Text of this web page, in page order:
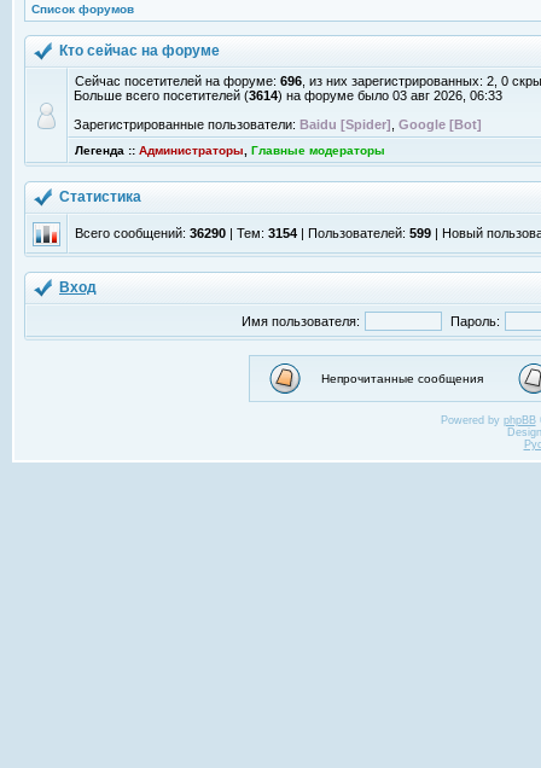
Список форумов
Кто сейчас на форуме
Сейчас посетителей на форуме: 696 , из них зарегистрированных: 2, 0
Больше всего посетителей (3614) на форуме было 03 авг 2026, 06:33
Зарегистрированные пользователи: Baidu [Spider] Google [Bot]
Легенда :: Администраторы Главные модераторы
Статистика
Всего сообщений: 36290 | Тем: 3154 | Пользователей: 599 | Новый
Вход
Имя пользователя: Пароль:
Непрочитанные сообщения
Powered by phpBB